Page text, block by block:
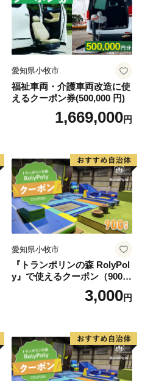
愛知県小牧市
福祉車両・介護車両改造に使
えるクーポン券(500,000 円)
1,669,000円
愛知県小牧市
『トランポリンの森 RolyPol
y』で使えるクーポン（900
3,000円